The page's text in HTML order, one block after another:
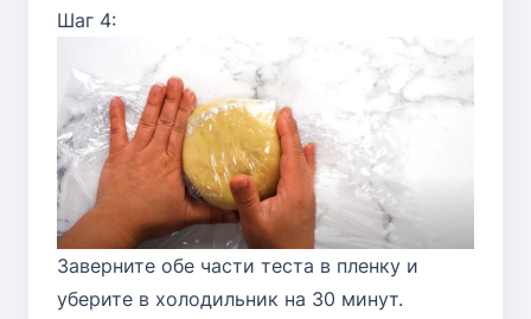
Шаг 4:
Заверните обе части теста в пленку и
уберите в холодильник на 30 минут.